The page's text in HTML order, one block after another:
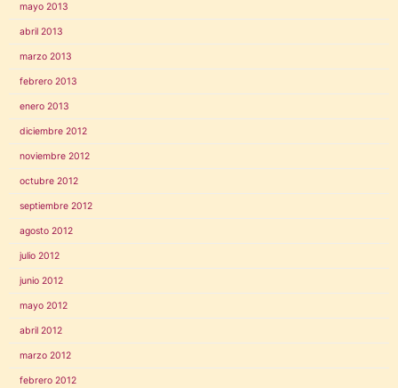
mayo 2013
abril 2013
marzo 2013
febrero 2013
enero 2013
diciembre 2012
noviembre 2012
octubre 2012
septiembre 2012
agosto 2012
julio 2012
junio 2012
mayo 2012
abril 2012
marzo 2012
febrero 2012